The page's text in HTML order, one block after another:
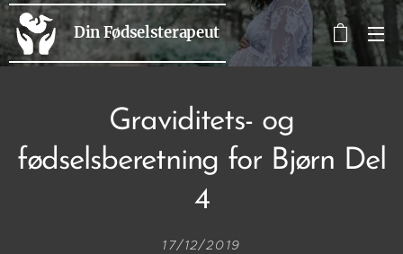
Din Fødselsterapeut
Graviditets- og
fødselsberetning for Bjørn Del
4
17/12/2019